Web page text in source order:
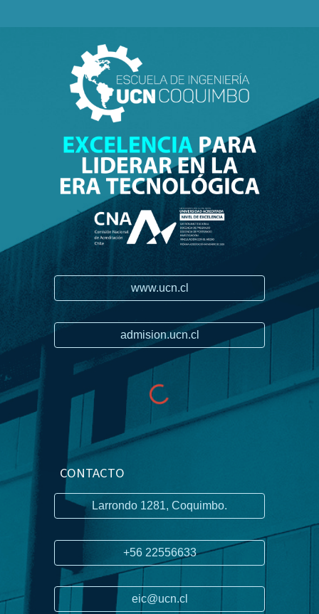
www.ucn.cl
admision.ucn.cl
CONTACTO
Larrondo 1281, Coquimbo.
+56 22556633
eic@ucn.cl